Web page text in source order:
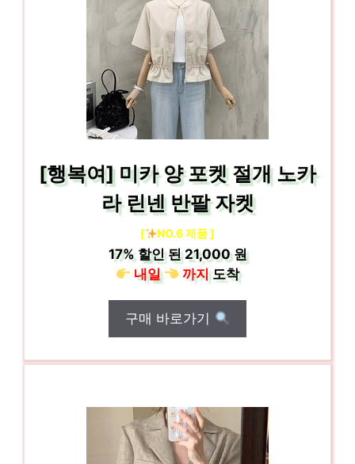
[행복여] 미카 양 포켓 절개 노카
라 린넨 반팔 자켓
[ NO.6 제품 ]
17%할인 된21,000 원
내일
까지도착
구매 바로가기